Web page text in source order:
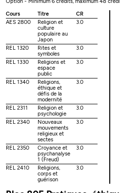
Option - Minimum 6 crédits, maximum 48
Cours
Titre
CR
AES 2800
Religion et
culture
populaire au
Japon
3.0
REL 1320
Rites et
symboles
3.0
REL 1330
Religions et
espace
public
3.0
REL 1340
Religions,
éthique et
défis de la
modernité
3.0
REL 2311
Religion et
psychologie
3.0
REL 2340
Nouveaux
mouvements
religieux et
sectes
3.0
REL 2350
Croyance et
psychanalyse
1 (Freud)
3.0
REL 2410
Religions,
corps et
guérison
3.0